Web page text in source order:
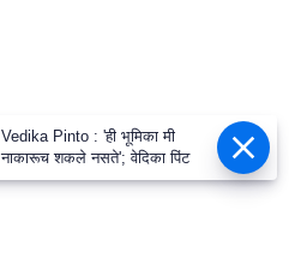
Vedika Pinto : 'ही भूमिका मी
नाकारूच शकले नसते'; वेदिका पिंट